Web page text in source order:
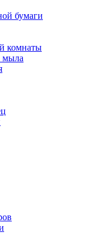
бумаги
комнаты
мыла